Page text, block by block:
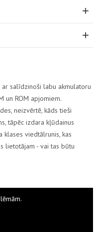
salīdzinoši labu akmulatoru
un ROM apjomiem.
neizvērtē, kāds tieši
tāpēc izdara kļūdainus
klases viedtālrunis, kas
lietotājam - vai tas būtu